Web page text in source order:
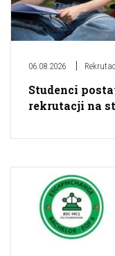
06.08.2026
Studenci
rekrutacji na